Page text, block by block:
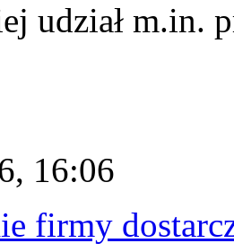
udział m.in.
16:06
firmy